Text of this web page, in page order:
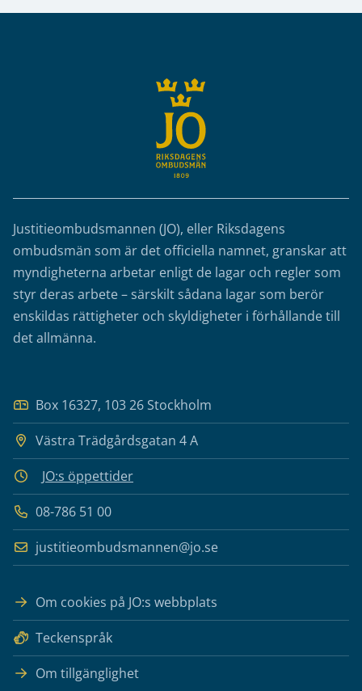
Justitieombudsmannen (JO), eller Riksdagens
ombudsmän som är det officiella namnet, granskar att
myndigheterna arbetar enligt de lagar och regler som
styr deras arbete – särskilt sådana lagar som berör
enskildas rättigheter och skyldigheter i förhållande till
det allmänna.
Box 16327, 103 26 Stockholm
Västra Trädgårdsgatan 4 A
JO:s öppettider
08-786 51 00
justitieombudsmannen@jo.se
Om cookies på JO:s webbplats
Teckenspråk
Om tillgänglighet